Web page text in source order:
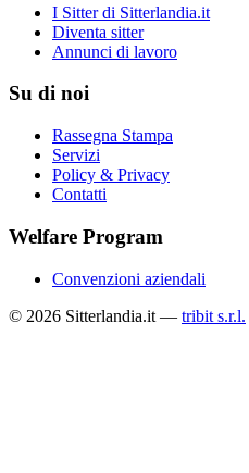
I Sitter di Sitterlandia.it
Diventa sitter
Annunci di lavoro
Su di noi
Rassegna Stampa
Servizi
Policy & Privacy
Contatti
Welfare Program
Convenzioni aziendali
© 2026 Sitterlandia.it — tribit s.r.l.